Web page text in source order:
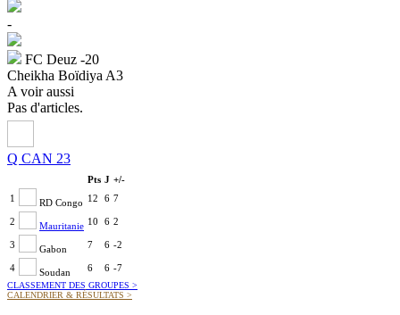
-
FC Deuz -20
Cheikha Boïdiya A3
A voir aussi
Pas d'articles.
Q CAN 23
Pts J +/-
1
RD Congo 12 6 7
2 Mauritanie 10 6 2
3 Gabon 7 6 -2
4 Soudan 6 6 -7
CLASSEMENT DES GROUPES >
CALENDRIER & RÉSULTATS >